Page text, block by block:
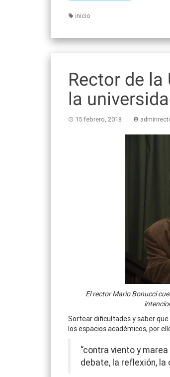
inicio
Rector de la
la
15 febrero, 2018
El rector Mario Bonucci
Sortear dificultades y saber
los espacios académicos, por
“contra viento y
debate, la reflexión, la